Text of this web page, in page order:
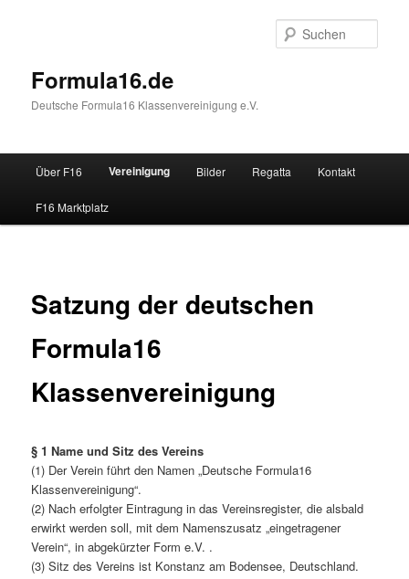
Formula16.de
Deutsche Formula16 Klassenvereinigung e.V.
HauptmenüÜber F16 Vereinigung Bilder Regatta Kontakt
F16 Marktplatz
Satzung der deutschen
Formula16
Klassenvereinigung
§ 1 Name und Sitz des Vereins
(1) Der Verein führt den Namen „Deutsche Formula16
Klassenvereinigung“.
(2) Nach erfolgter Eintragung in das Vereinsregister, die alsbald
erwirkt werden soll, mit dem Namenszusatz „eingetragener
Verein“, in abgekürzter Form e.V. .
(3) Sitz des Vereins ist Konstanz am Bodensee, Deutschland.